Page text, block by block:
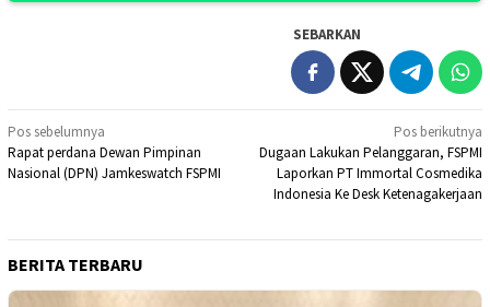
SEBARKAN
Navigasi
pos
Pos sebelumnya
Rapat perdana Dewan Pimpinan
Nasional (DPN) Jamkeswatch FSPMI
Pos berikutnya
Dugaan Lakukan Pelanggaran, FSPMI
Laporkan PT Immortal Cosmedika
Indonesia Ke Desk Ketenagakerjaan
BERITA TERBARU